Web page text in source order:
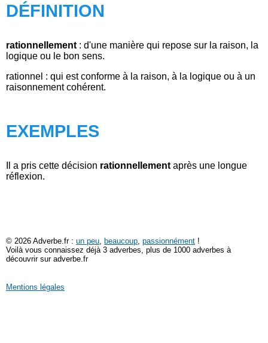
DÉFINITION
rationnellement : d'une manière qui repose sur la raison, la
logique ou le bon sens.
rationnel : qui est conforme à la raison, à la logique ou à un
raisonnement cohérent.
EXEMPLES
Il a pris cette décision rationnellement après une longue
réflexion.
© 2026 Adverbe.fr : un peu beaucoup passionnément !
Voilà vous connaissez déjà 3 adverbes, plus de 1000 adverbes à
découvrir sur adverbe.fr
Mentions légales